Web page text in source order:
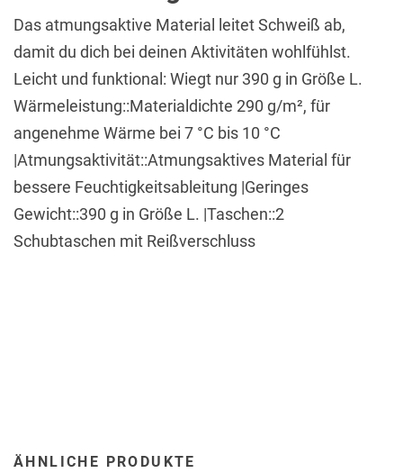
Das atmungsaktive Material leitet Schweiß ab,
damit du dich bei deinen Aktivitäten wohlfühlst.
Leicht und funktional: Wiegt nur 390 g in Größe L.
Wärmeleistung::Materialdichte 290 g/m², für
angenehme Wärme bei 7 °C bis 10 °C
|Atmungsaktivität::Atmungsaktives Material für
bessere Feuchtigkeitsableitung |Geringes
Gewicht::390 g in Größe L. |Taschen::2
Schubtaschen mit Reißverschluss
ÄHNLICHE PRODUKTE